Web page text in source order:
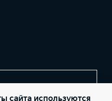
звонок
сайта используются